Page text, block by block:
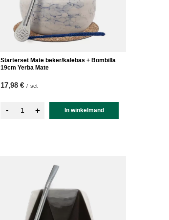
Starterset Mate beker/kalebas + Bombilla
19cm Yerba Mate
17,98 € / set
- + In winkelmand